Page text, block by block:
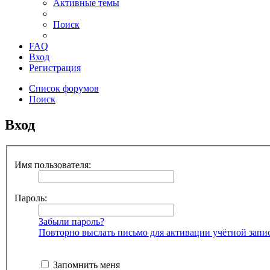
Активные темы
Поиск
FAQ
Вход
Регистрация
Список форумов
Поиск
Вход
Имя пользователя:
Пароль:
Забыли пароль?
Повторно выслать письмо для активации учётной
Запомнить меня